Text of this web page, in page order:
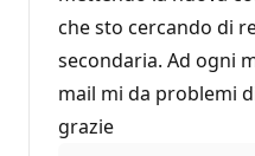
che sto cercando di
secondaria. Ad ogni
mail mi da problemi
grazie